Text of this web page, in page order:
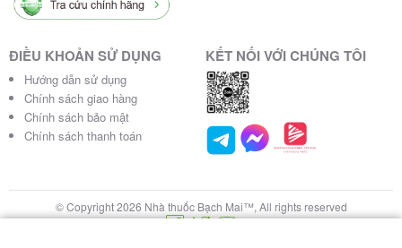
ĐIỀU KHOẢN SỬ DỤNG
Hướng dẫn sử dụng
Chính sách giao hàng
Chính sách bảo mật
Chính sách thanh toán
KẾT NỐI VỚI CHÚNG TÔI
© Copyright 2026 Nhà thuốc Bạch Mai™, All rights reserved